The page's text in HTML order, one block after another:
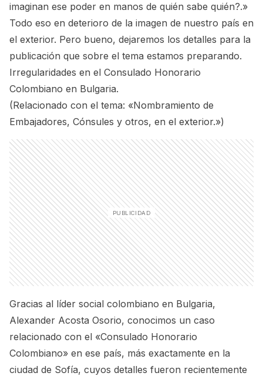
imaginan ese poder en manos de quién sabe quién?.»
Todo eso en deterioro de la imagen de nuestro país en
el exterior. Pero bueno, dejaremos los detalles para la
publicación que sobre el tema estamos preparando.
Irregularidades en el Consulado Honorario
Colombiano en Bulgaria.
(Relacionado con el tema: «Nombramiento de
Embajadores, Cónsules y otros, en el exterior.»)
Gracias al líder social colombiano en Bulgaria,
Alexander Acosta Osorio, conocimos un caso
relacionado con el «Consulado Honorario
Colombiano» en ese país, más exactamente en la
ciudad de Sofía, cuyos detalles fueron recientemente